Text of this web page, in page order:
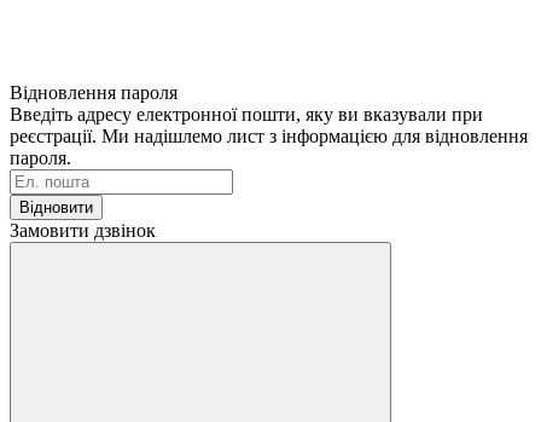
Відновлення пароля
Введіть адресу електронної пошти, яку ви вказували при
реєстрації. Ми надішлемо лист з інформацією для відновлення
пароля.
Відновити
Замовити дзвінок